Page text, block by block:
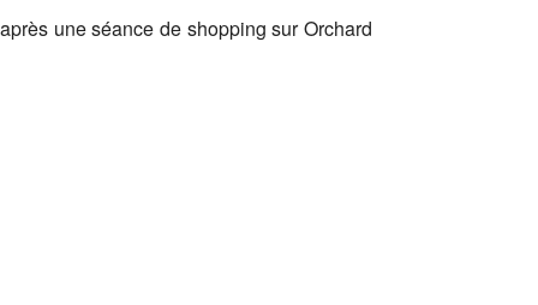
une séance de shopping sur Orchard